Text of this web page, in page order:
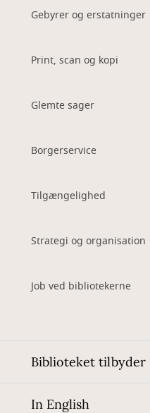
Gebyrer og erstatninger
Print, scan og kopi
Glemte sager
Borgerservice
Tilgængelighed
Strategi og organisation
Job ved bibliotekerne
Biblioteket tilbyder
In English